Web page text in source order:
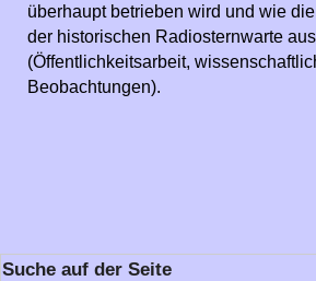
überhaupt betrieben wird und wie
der historischen Radiosternwarte
(Öffentlichkeitsarbeit,
Beobachtungen).
Suche auf der Seite